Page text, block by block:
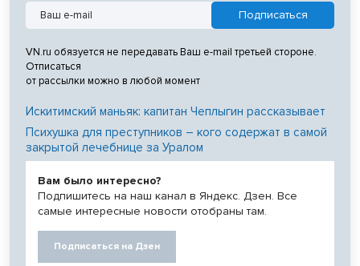
VN.ru обязуется не передавать Ваш e-mail третьей стороне.
Отписаться
от рассылки можно в любой момент
Искитимский маньяк: капитан Чеплыгин рассказывает
Психушка для преступников – кого содержат в самой
закрытой лечебнице за Уралом
Вам было интересно?
Подпишитесь на наш канал в Яндекс. Дзен. Все
самые интересные новости отобраны там.
Подписаться на Дзен